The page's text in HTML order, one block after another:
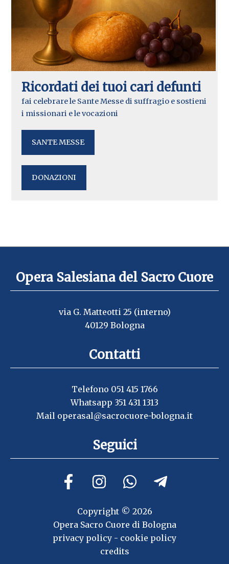
Ricordati dei tuoi cari defunti
fai celebrare le Sante Messe di suffragio e sostieni
i missionari e le vocazioni
SANTE MESSE
DONAZIONI
Opera Salesiana del Sacro Cuore
via G. Matteotti 25 (interno)
40129 Bologna
Contatti
Telefono 051 415 1766
Whatsapp 351 431 1313
Mail operasal@sacrocuore-bologna.it
Seguici
Copyright © 2026
Opera Sacro Cuore di Bologna
privacy policy - cookie policy
credits